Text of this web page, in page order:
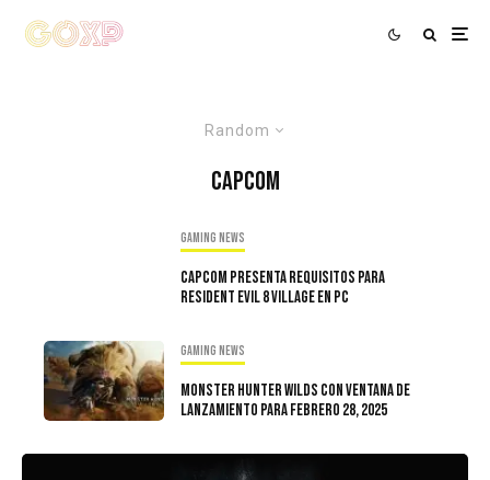
Random
Capcom
Gaming news
Capcom Presenta Requisitos Para
Resident Evil 8 Village En PC
Gaming news
Monster Hunter Wilds Con Ventana De
Lanzamiento Para Febrero 28, 2025